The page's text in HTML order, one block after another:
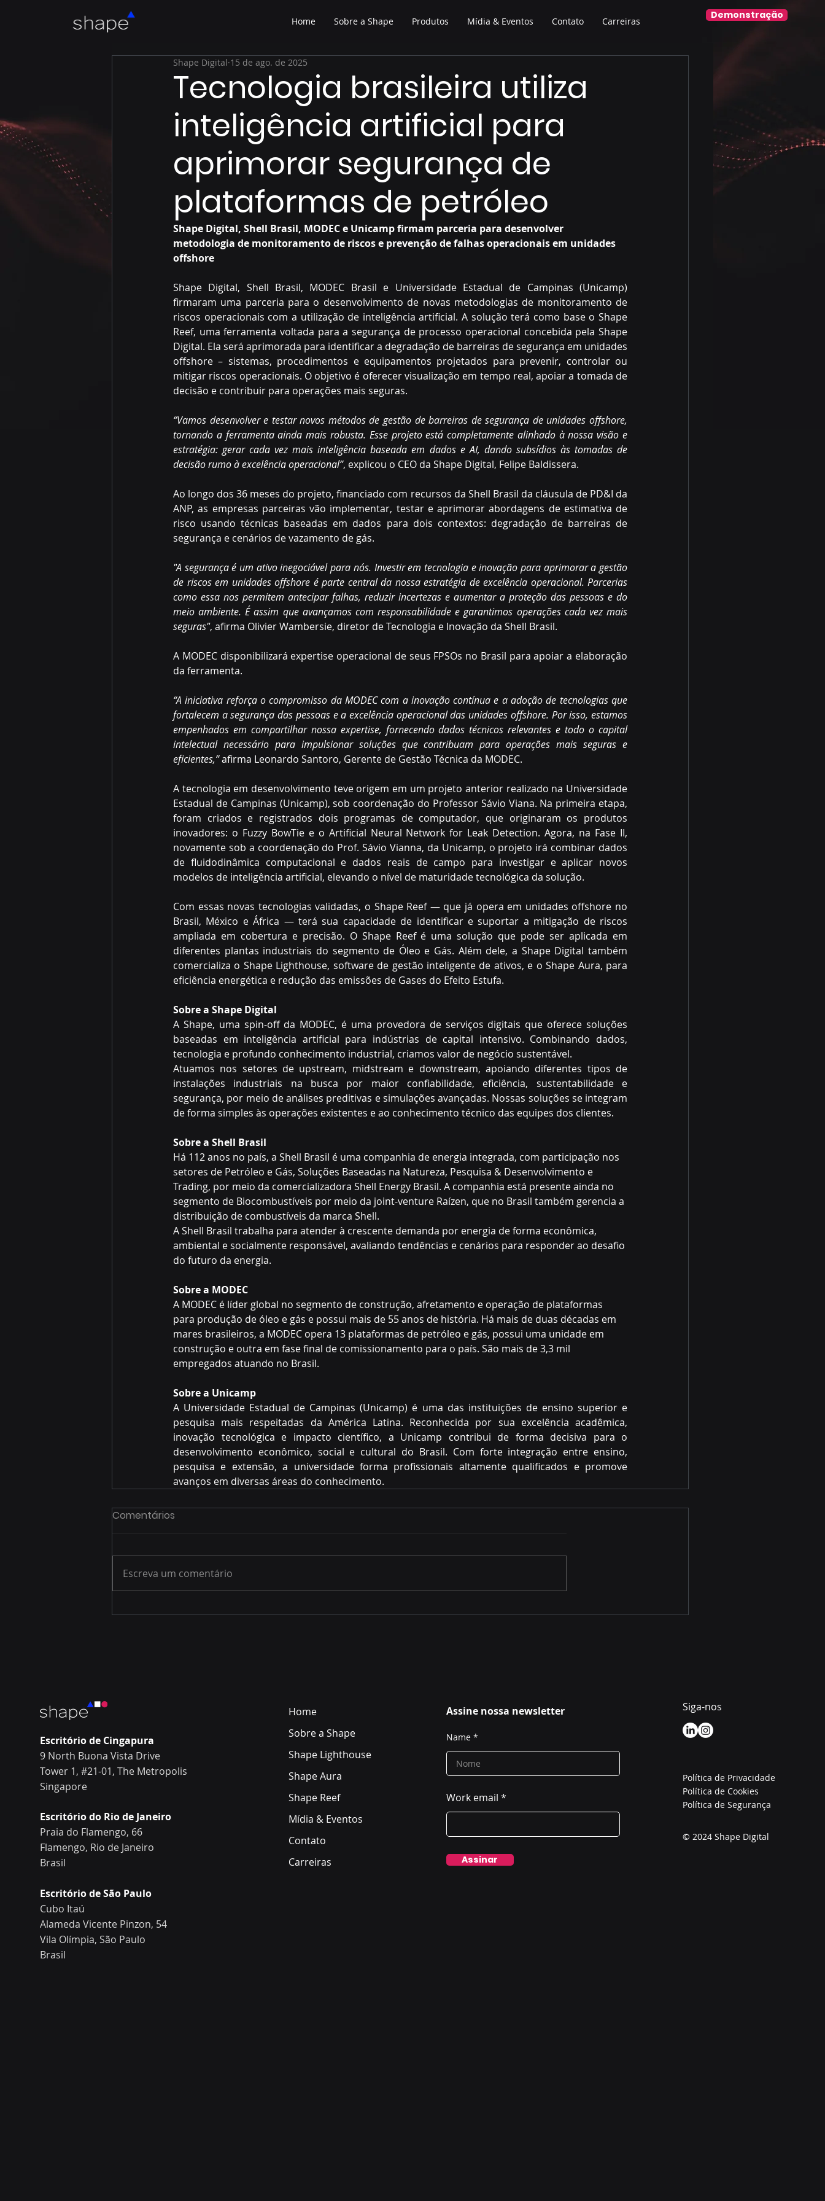
Home Sobre a Shape Produtos Mídia & Eventos Contato Carreiras
Demonstração
Tecnologia brasileira utiliza
inteligência artificial para
aprimorar segurança de
plataformas de petróleo
Shape Digital 15 de ago. de 2025
Shape Digital, Shell Brasil, MODEC e Unicamp firmam parceria para desenvolver
metodologia de monitoramento de riscos e prevenção de falhas operacionais em unidades
offshore
Shape Digital, Shell Brasil, MODEC Brasil e Universidade Estadual de Campinas (Unicamp)
firmaram uma parceria para o desenvolvimento de novas metodologias de monitoramento de
riscos operacionais com a utilização de inteligência artificial. A solução terá como base o Shape
Reef, uma ferramenta voltada para a segurança de processo operacional concebida pela Shape
Digital. Ela será aprimorada para identificar a degradação de barreiras de segurança em unidades
offshore – sistemas, procedimentos e equipamentos projetados para prevenir, controlar ou
mitigar riscos operacionais. O objetivo é oferecer visualização em tempo real, apoiar a tomada de
decisão e contribuir para operações mais seguras.
“Vamos desenvolver e testar novos métodos de gestão de barreiras de segurança de unidades offshore,
tornando a ferramenta ainda mais robusta. Esse projeto está completamente alinhado à nossa visão e
estratégia: gerar cada vez mais inteligência baseada em dados e AI, dando subsídios às tomadas de
decisão rumo à excelência operacional”, explicou o CEO da Shape Digital, Felipe Baldissera.
Ao longo dos 36 meses do projeto, financiado com recursos da Shell Brasil da cláusula de PD&I da
ANP, as empresas parceiras vão implementar, testar e aprimorar abordagens de estimativa de
risco usando técnicas baseadas em dados para dois contextos: degradação de barreiras de
segurança e cenários de vazamento de gás.
"A segurança é um ativo inegociável para nós. Investir em tecnologia e inovação para aprimorar a gestão
de riscos em unidades offshore é parte central da nossa estratégia de excelência operacional. Parcerias
como essa nos permitem antecipar falhas, reduzir incertezas e aumentar a proteção das pessoas e do
meio ambiente. É assim que avançamos com responsabilidade e garantimos operações cada vez mais
seguras", afirma Olivier Wambersie, diretor de Tecnologia e Inovação da Shell Brasil.
A MODEC disponibilizará expertise operacional de seus FPSOs no Brasil para apoiar a elaboração
da ferramenta.
“A iniciativa reforça o compromisso da MODEC com a inovação contínua e a adoção de tecnologias que
fortalecem a segurança das pessoas e a excelência operacional das unidades offshore. Por isso, estamos
empenhados em compartilhar nossa expertise, fornecendo dados técnicos relevantes e todo o capital
intelectual necessário para impulsionar soluções que contribuam para operações mais seguras e
eficientes,” afirma Leonardo Santoro, Gerente de Gestão Técnica da MODEC.
A tecnologia em desenvolvimento teve origem em um projeto anterior realizado na Universidade
Estadual de Campinas (Unicamp), sob coordenação do Professor Sávio Viana. Na primeira etapa,
foram criados e registrados dois programas de computador, que originaram os produtos
inovadores: o Fuzzy BowTie e o Artificial Neural Network for Leak Detection. Agora, na Fase II,
novamente sob a coordenação do Prof. Sávio Vianna, da Unicamp, o projeto irá combinar dados
de fluidodinâmica computacional e dados reais de campo para investigar e aplicar novos
modelos de inteligência artificial, elevando o nível de maturidade tecnológica da solução.
Com essas novas tecnologias validadas, o Shape Reef — que já opera em unidades offshore no
Brasil, México e África — terá sua capacidade de identificar e suportar a mitigação de riscos
ampliada em cobertura e precisão. O Shape Reef é uma solução que pode ser aplicada em
diferentes plantas industriais do segmento de Óleo e Gás. Além dele, a Shape Digital também
comercializa o Shape Lighthouse, software de gestão inteligente de ativos, e o Shape Aura, para
eficiência energética e redução das emissões de Gases do Efeito Estufa.
Sobre a Shape Digital
A Shape, uma spin-off da MODEC, é uma provedora de serviços digitais que oferece soluções
baseadas em inteligência artificial para indústrias de capital intensivo. Combinando dados,
tecnologia e profundo conhecimento industrial, criamos valor de negócio sustentável.
Atuamos nos setores de upstream, midstream e downstream, apoiando diferentes tipos de
instalações industriais na busca por maior confiabilidade, eficiência, sustentabilidade e
segurança, por meio de análises preditivas e simulações avançadas. Nossas soluções se integram
de forma simples às operações existentes e ao conhecimento técnico das equipes dos clientes.
Sobre a Shell Brasil
Há 112 anos no país, a Shell Brasil é uma companhia de energia integrada, com participação nos
setores de Petróleo e Gás, Soluções Baseadas na Natureza, Pesquisa & Desenvolvimento e
Trading, por meio da comercializadora Shell Energy Brasil. A companhia está presente ainda no
segmento de Biocombustíveis por meio da joint-venture Raízen, que no Brasil também gerencia a
distribuição de combustíveis da marca Shell.
A Shell Brasil trabalha para atender à crescente demanda por energia de forma econômica,
ambiental e socialmente responsável, avaliando tendências e cenários para responder ao desafio
do futuro da energia.
Sobre a MODEC
A MODEC é líder global no segmento de construção, afretamento e operação de plataformas
para produção de óleo e gás e possui mais de 55 anos de história. Há mais de duas décadas em
mares brasileiros, a MODEC opera 13 plataformas de petróleo e gás, possui uma unidade em
construção e outra em fase final de comissionamento para o país. São mais de 3,3 mil
empregados atuando no Brasil.
Sobre a Unicamp
A Universidade Estadual de Campinas (Unicamp) é uma das instituições de ensino superior e
pesquisa mais respeitadas da América Latina. Reconhecida por sua excelência acadêmica,
inovação tecnológica e impacto científico, a Unicamp contribui de forma decisiva para o
desenvolvimento econômico, social e cultural do Brasil. Com forte integração entre ensino,
pesquisa e extensão, a universidade forma profissionais altamente qualificados e promove
avanços em diversas áreas do conhecimento.
Comentários
Escreva um comentário
Escritório de Cingapura
9 North Buona Vista Drive
Tower 1, #21-01, The Metropolis
Singapore
Escritório do Rio de Janeiro
Praia do Flamengo, 66
Flamengo, Rio de Janeiro
Brasil
Escritório de São Paulo
Cubo Itaú
Alameda Vicente Pinzon, 54
Vila Olímpia, São Paulo
Brasil
Home
Sobre a Shape
Shape Lighthouse
Shape Aura
Shape Reef
Mídia & Eventos
Contato
Carreiras
Assine nossa newsletter
Name
Work email
Assinar
Siga-nos
Política de Privacidade
Política de Cookies
Política de Segurança
© 2024 Shape Digital